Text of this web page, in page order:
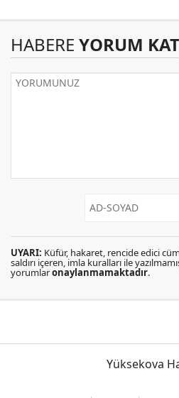
HABERE YORUM KAT
UYARI: Küfür, hakaret, rencide edici
saldırı içeren, imla kuralları ile
yorumlaronaylanmamaktadır.
Yüksekova